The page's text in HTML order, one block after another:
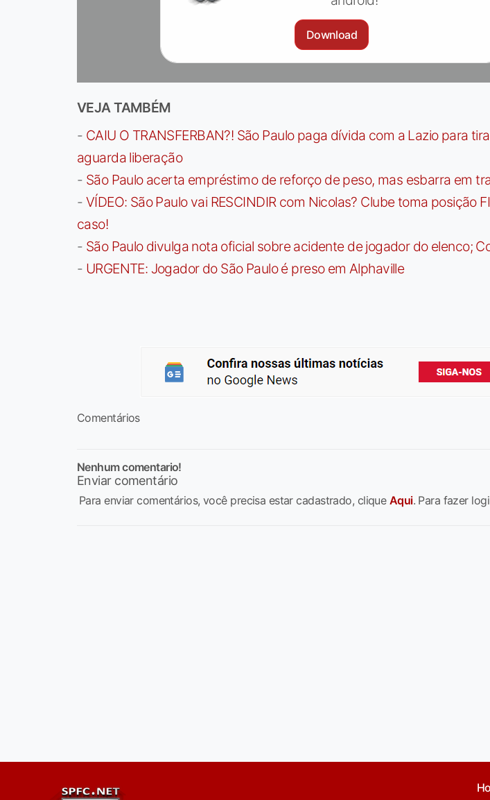
Download
VEJA TAMBÉM
- CAIU O TRANSFERBAN?! São Paulo paga dívida com a Lazio para
aguarda liberação
- São Paulo acerta empréstimo de reforço de peso, mas esbarra em
- VÍDEO: São Paulo vai RESCINDIR com Nicolas? Clube toma posição
caso!
- São Paulo divulga nota oficial sobre acidente de jogador do elenco;
- URGENTE: Jogador do São Paulo é preso em Alphaville
Comentários
Nenhum comentario!
Enviar comentário
Para enviar comentários, você precisa estar cadastrado, clique Aqui. Para fazer